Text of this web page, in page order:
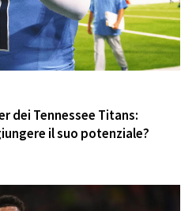
dei Tennessee Titans:
il suo potenziale?